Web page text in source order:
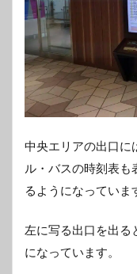
中央エリアの出口に
ル・バスの時刻表
るようになっていま
左に写る出口を出る
になっています。